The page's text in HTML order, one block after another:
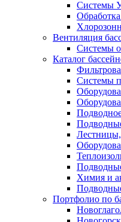
Системы
Вентиляция
Системы
Каталог
Системы
Химия и
Портфолио по